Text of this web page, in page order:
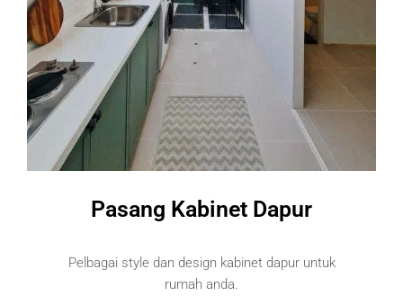
Pasang Kabinet Dapur
Pelbagai style dan design kabinet dapur untuk
rumah anda.